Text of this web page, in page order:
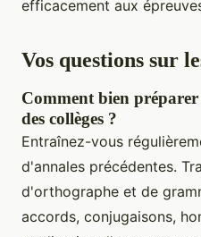
efficacement aux
Vos questions sur
Comment bien préparer
des collèges ?
Entraînez-vous
d'annales précédentes.
d'orthographe et de
accords, conjugaisons,